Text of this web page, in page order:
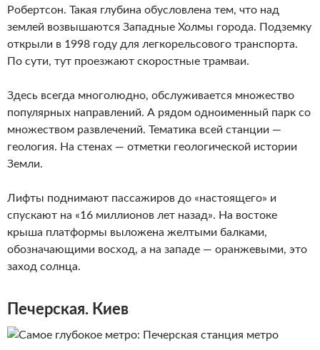
Робертсон. Такая глубина обусловлена тем, что над
землей возвышаются Западные Холмы города. Подземку
открыли в 1998 году для легкорельсового транспорта.
По сути, тут проезжают скоростные трамваи.
Здесь всегда многолюдно, обслуживается множество
популярных направлений. А рядом одноименный парк со
множеством развлечений. Тематика всей станции —
геология. На стенах — отметки геологической истории
Земли.
Лифты поднимают пассажиров до «настоящего» и
спускают на «16 миллионов лет назад». На востоке
крыша платформы выложена желтыми балками,
обозначающими восход, а на западе — оранжевыми, это
заход солнца.
Печерская. Киев